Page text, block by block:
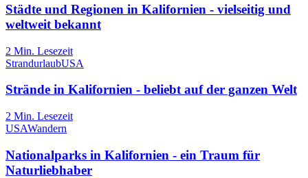
Städte und Regionen in Kalifornien - vielseitig und
weltweit bekannt
2 Min. Lesezeit
StrandurlaubUSA
Strände in Kalifornien - beliebt auf der ganzen Welt
2 Min. Lesezeit
USAWandern
Nationalparks in Kalifornien - ein Traum für
Naturliebhaber